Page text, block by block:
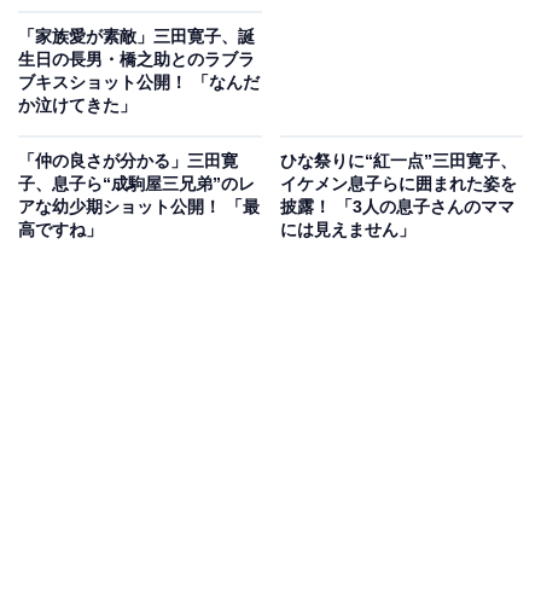
「家族愛が素敵」三田寛子、誕
生日の長男・橋之助とのラブラ
ブキスショット公開！ 「なんだ
か泣けてきた」
「仲の良さが分かる」三田寛
子、息子ら“成駒屋三兄弟”のレ
アな幼少期ショット公開！ 「最
高ですね」
ひな祭りに“紅一点”三田寛子、
イケメン息子らに囲まれた姿を
披露！ 「3人の息子さんのママ
には見えません」